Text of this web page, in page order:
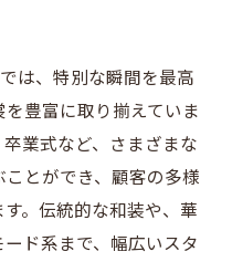
は、特別な瞬間を最高
豊富に取り揃えていま
業式など、さまざまな
とができ、顧客の多様
。伝統的な和装や、華
ド系まで、幅広いスタ